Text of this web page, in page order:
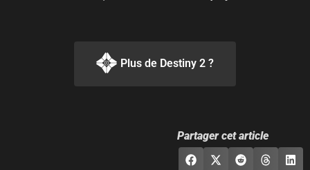
Plus de Destiny 2 ?
Partager cet article